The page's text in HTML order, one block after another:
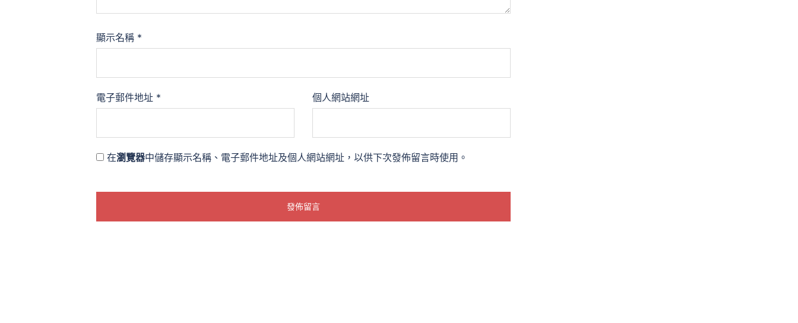
顯示名稱 *
電子郵件地址 * 個人網站網址
在瀏覽器中儲存顯示名稱、電子郵件地址及個人網站網址，以供下次發佈留言時使用。